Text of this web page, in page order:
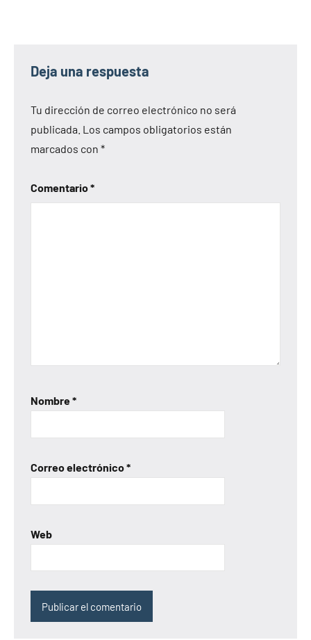
Deja una respuesta
Tu dirección de correo electrónico no será
publicada. Los campos obligatorios están
marcados con *
Comentario*
Nombre*
Correo electrónico*
Web